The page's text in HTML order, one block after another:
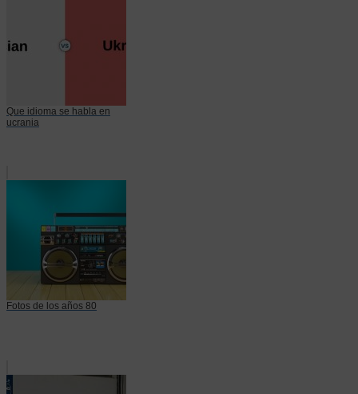
Que idioma se habla en
ucrania
Fotos de los años 80